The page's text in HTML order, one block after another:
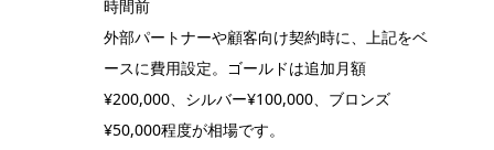
時間前
外部パートナーや顧客向け契約時に、上記をベ
ースに費用設定。ゴールドは追加月額
¥200,000、シルバー¥100,000、ブロンズ
¥50,000程度が相場です。